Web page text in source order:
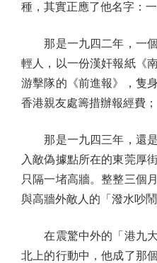
種，其實正應了他名字：一
那是一九四二年，一個
輕人，以一份漢奸報紙《
游擊隊的《前進報》，隻
香港親友處籌措辦報經費；
那是一九四三年，還是
入敵偽據點所在的東莞厚
只隔一堵高牆。整整三個
與高牆外敵人的「潑水吵
在震驚中外的「港九大
北上的行動中，他成了那